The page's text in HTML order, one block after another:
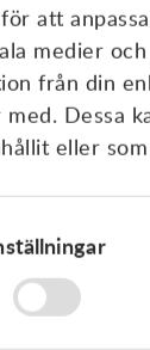
att
medier
från din
Dessa
eller
och olja m.m.